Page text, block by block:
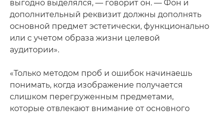
выгодно выделялся, — говорит он. — Фон и
дополнительный реквизит должны дополнять
основной предмет эстетически, функционально
или с учетом образа жизни целевой
аудитории».
«Только методом проб и ошибок начинаешь
понимать, когда изображение получается
слишком перегруженным предметами,
которые отвлекают внимание от основного